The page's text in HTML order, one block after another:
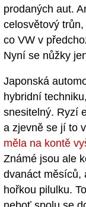
prodaných aut.
celosvětový
co VW v
Nyní se nůžky
Japonská
hybridní
snesitelný. Ryzí
a zjevně se jí to
měla na kontě
Známé jsou ale
dvanáct měsíců,
hořkou pilulku.